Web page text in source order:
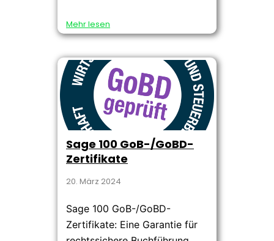
Mehr lesen
Sage 100 GoB-/GoBD-
Zertifikate
20. März 2024
Sage 100 GoB-/GoBD-
Zertifikate: Eine Garantie für